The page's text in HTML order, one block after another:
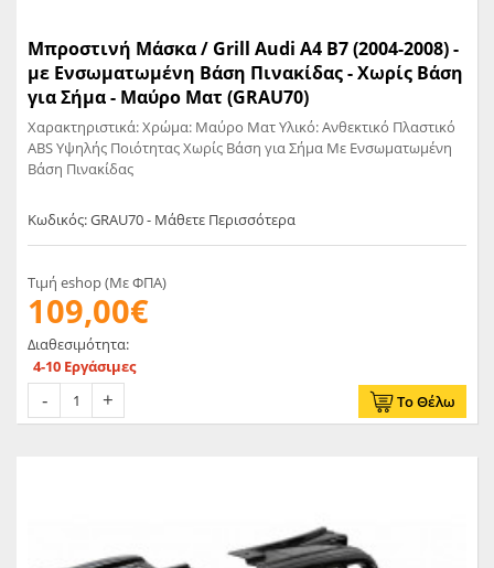
Μπροστινή Μάσκα / Grill Audi A4 B7 (2004-2008) -
με Ενσωματωμένη Βάση Πινακίδας - Χωρίς Βάση
για Σήμα - Μαύρο Ματ (GRAU70)
Χαρακτηριστικά: Χρώμα: Μαύρο Ματ Υλικό: Ανθεκτικό Πλαστικό
ABS Υψηλής Ποιότητας Χωρίς Βάση για Σήμα Με Ενσωματωμένη
Βάση Πινακίδας
Κωδικός: GRAU70 - Μάθετε Περισσότερα
Τιμή eshop (Με ΦΠΑ)
109,00€
Διαθεσιμότητα:
4-10 Εργάσιμες
Το Θέλω